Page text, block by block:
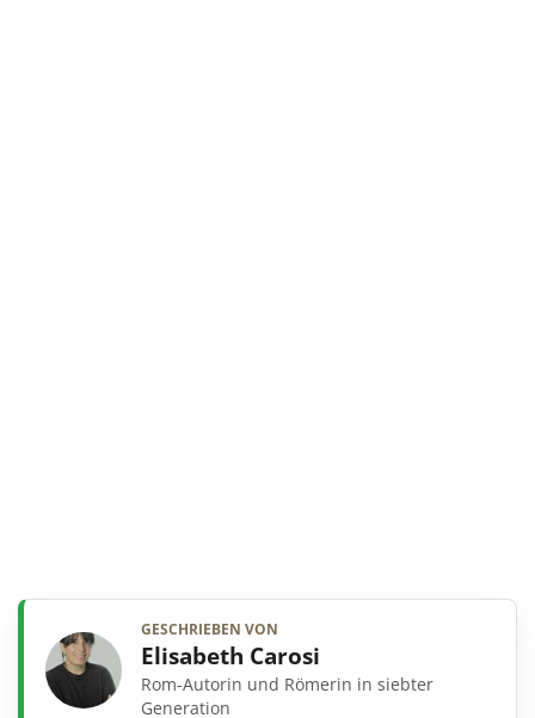
GESCHRIEBEN VON
Elisabeth Carosi
Rom-Autorin und Römerin in siebter
Generation